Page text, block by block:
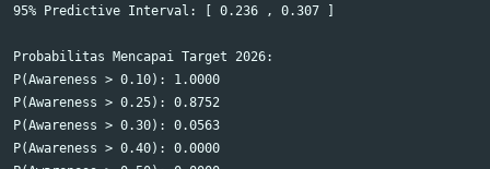
95% Predictive Interval: [ 0.236 , 0.307 ]
Probabilitas Mencapai Target 2026:
P(Awareness > 0.10): 1.0000
P(Awareness > 0.25): 0.8752
P(Awareness > 0.30): 0.0563
P(Awareness > 0.40): 0.0000